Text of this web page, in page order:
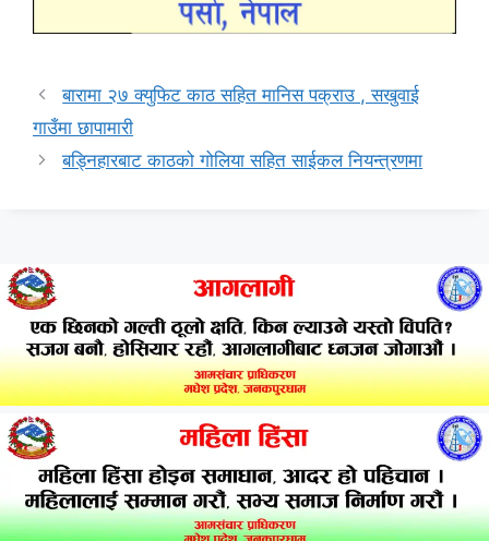
बारामा २७ क्युफिट काठ सहित मानिस पक्राउ , सखुवाई
गाउँमा छापामारी
बड्निहारबाट काठको गोलिया सहित साईकल नियन्त्रणमा